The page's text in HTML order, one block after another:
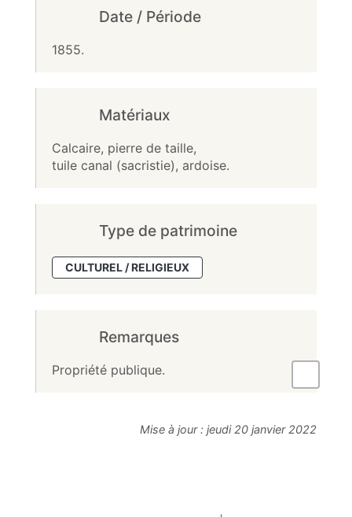
Date / Période
1855.
Matériaux
Calcaire, pierre de taille,
tuile canal (sacristie), ardoise.
Type de patrimoine
CULTUREL / RELIGIEUX
Remarques
Propriété publique.
Mise à jour : jeudi 20 janvier 2022